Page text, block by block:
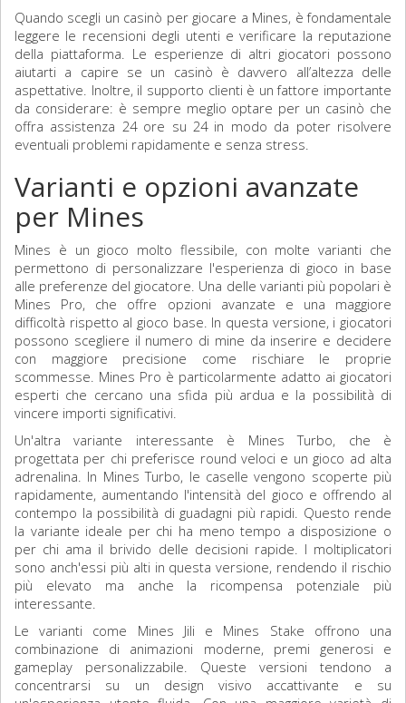
Quando scegli un casinò per giocare a Mines, è fondamentale
leggere le recensioni degli utenti e verificare la reputazione
della piattaforma. Le esperienze di altri giocatori possono
aiutarti a capire se un casinò è davvero all’altezza delle
aspettative. Inoltre, il supporto clienti è un fattore importante
da considerare: è sempre meglio optare per un casinò che
offra assistenza 24 ore su 24 in modo da poter risolvere
eventuali problemi rapidamente e senza stress.
Varianti e opzioni avanzate
per Mines
Mines è un gioco molto flessibile, con molte varianti che
permettono di personalizzare l'esperienza di gioco in base
alle preferenze del giocatore. Una delle varianti più popolari è
Mines Pro, che offre opzioni avanzate e una maggiore
difficoltà rispetto al gioco base. In questa versione, i giocatori
possono scegliere il numero di mine da inserire e decidere
con maggiore precisione come rischiare le proprie
scommesse. Mines Pro è particolarmente adatto ai giocatori
esperti che cercano una sfida più ardua e la possibilità di
vincere importi significativi.
Un'altra variante interessante è Mines Turbo, che è
progettata per chi preferisce round veloci e un gioco ad alta
adrenalina. In Mines Turbo, le caselle vengono scoperte più
rapidamente, aumentando l'intensità del gioco e offrendo al
contempo la possibilità di guadagni più rapidi. Questo rende
la variante ideale per chi ha meno tempo a disposizione o
per chi ama il brivido delle decisioni rapide. I moltiplicatori
sono anch'essi più alti in questa versione, rendendo il rischio
più elevato ma anche la ricompensa potenziale più
interessante.
Le varianti come Mines Jili e Mines Stake offrono una
combinazione di animazioni moderne, premi generosi e
gameplay personalizzabile. Queste versioni tendono a
concentrarsi su un design visivo accattivante e su